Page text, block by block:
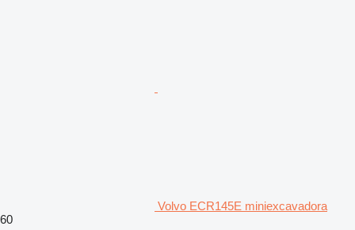
Volvo ECR145E miniexcavadora
60